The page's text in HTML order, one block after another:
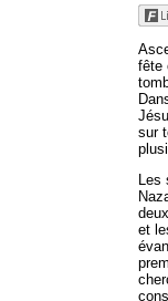
fête
sur
et